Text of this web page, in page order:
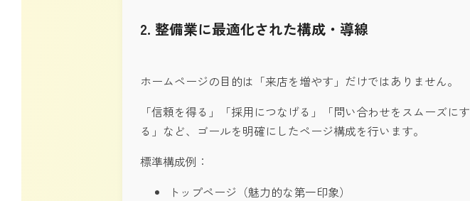
2. 整備業に最適化された構成・導線
ホームページの目的は「来店を増やす」だけではありません。
「信頼を得る」「採用につなげる」「問い合わせをスムーズにす
る」など、ゴールを明確にしたページ構成を行います。
標準構成例：
トップページ（魅力的な第一印象）